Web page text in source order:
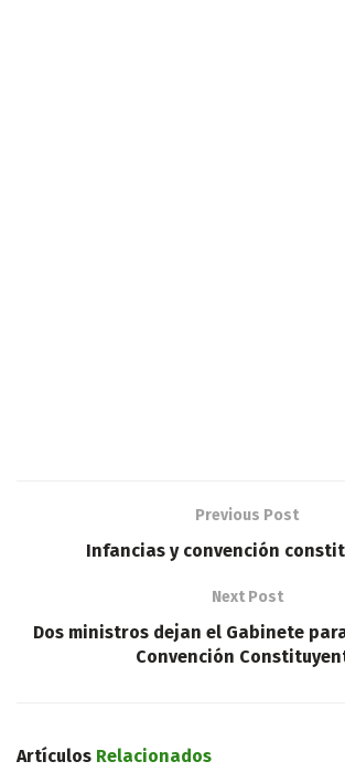
Previous Post
Infancias y convención
Next Post
Dos ministros dejan el Gabinete
Convención
Artículos Relacionados